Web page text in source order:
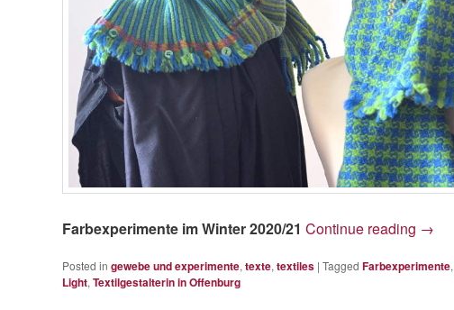
Farbexperimente im Winter 2020/21 Continue reading →
Posted in gewebe und experimente,texte,textiles | Tagged Farbexperimente,
Light,Textilgestalterin in Offenburg